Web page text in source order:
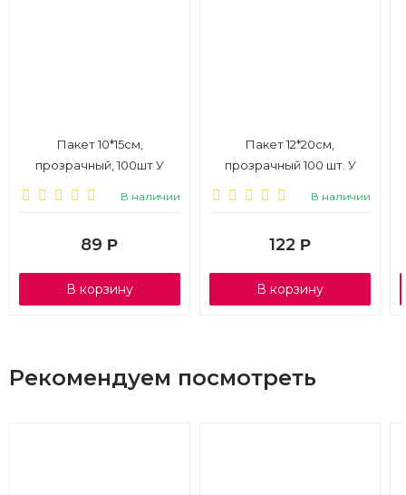
Пакет 10*15см,
прозрачный, 100шт У
В наличии
89 Р
В корзину
Пакет 12*20см,
прозрачный 100 шт. У
В наличии
122 Р
В корзину
Рекомендуем посмотреть